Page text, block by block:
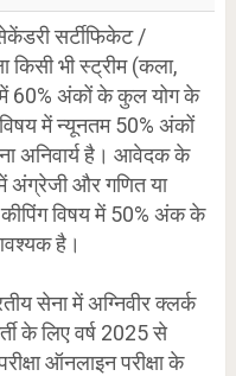
सर्टीफिकेट /
किसी भी स्ट्रीम (कला,
में 60% अंकों के कुल योग के
में न्यूनतम 50% अंकों
अनिवार्य है। आवेदक के
अंग्रेजी और गणित या
विषय में 50% अंक के
है।
सेना में अग्निवीर क्लर्क
के लिए वर्ष 2025 से
ऑनलाइन परीक्षा के